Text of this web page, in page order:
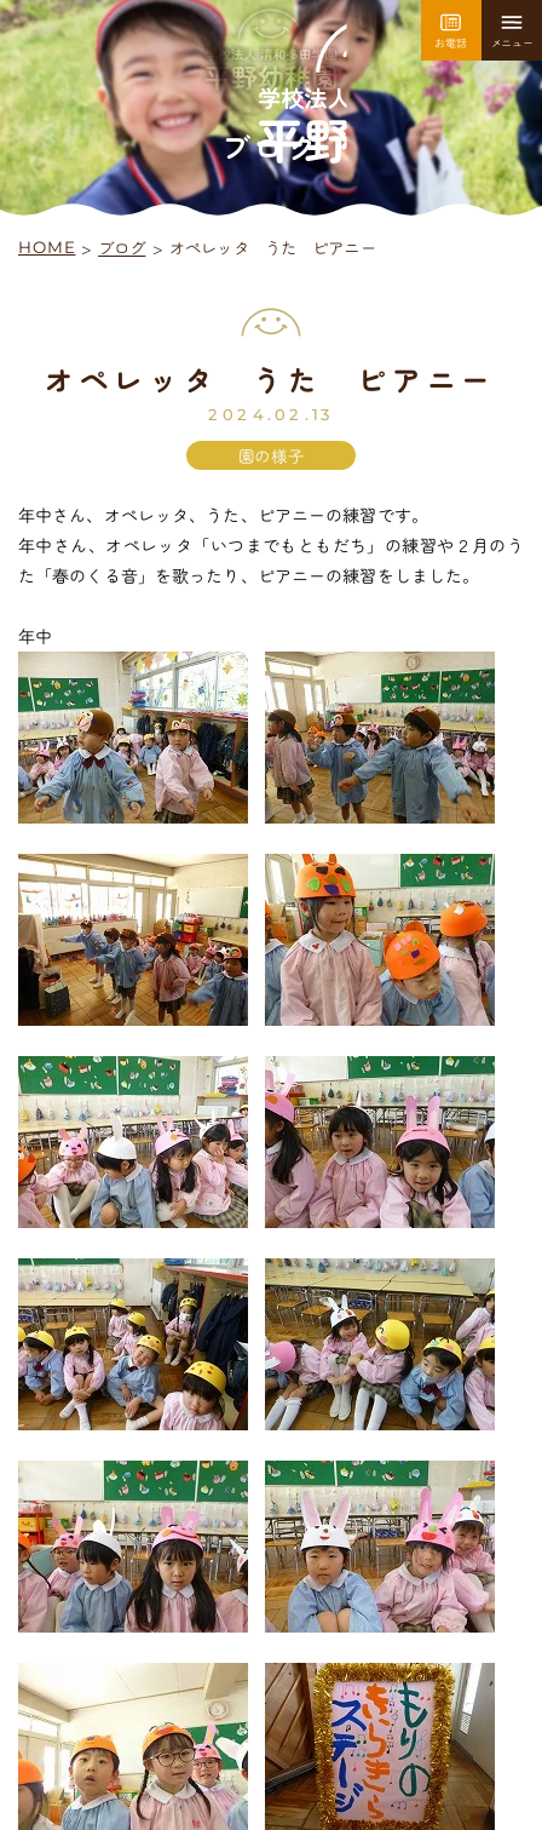
園について 園での生活
平 野 幼 園
入園案内
未 就 園 児 教 室
つくしの会
預かり保育
保 育後の課外活動
課外授業
お知らせ ブログ
フォトギャラリー よくあるご質問
プライバシーポリシー
お気軽にご相談ください
メールでお問合せ
24時間年中いつでもお気軽に
072-793-5381
月~金 10:00-18:00
お電話 メニュー
ブログ
HOME > ブログ > オペレッタ うた ピアニー
オペレッタ うた ピアニー
2024.02.13
園の様子
年中さん、オペレッタ、うた、ピアニーの練習です。
年中さん、オペレッタ「いつまでもともだち」の練習や２月のう
た「春のくる音」を歌ったり、ピアニーの練習をしました。
年中